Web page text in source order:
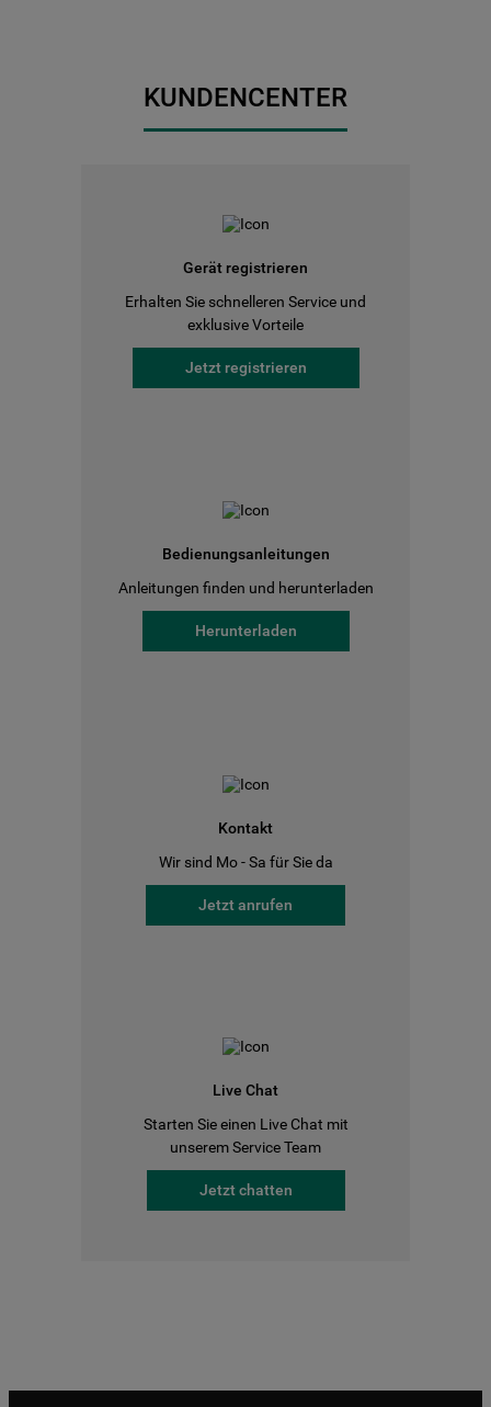
KUNDENCENTER
Gerät registrieren
Erhalten Sie schnelleren Service und
exklusive Vorteile
Jetzt registrieren
Bedienungsanleitungen
Anleitungen finden und herunterladen
Herunterladen
Kontakt
Wir sind Mo - Sa für Sie da
Jetzt anrufen
Live Chat
Starten Sie einen Live Chat mit
unserem Service Team
Jetzt chatten